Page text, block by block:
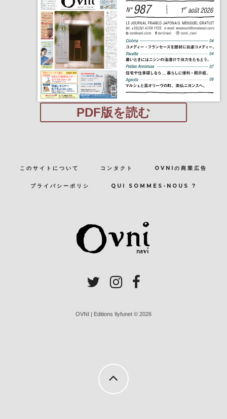
PDF版を読む
このサイトについて コンタクト OVNIの商業広告
プライバシーポリシ QUI SOMMES-NOUS ?
OVNI | Editions Ilyfunet © 2026